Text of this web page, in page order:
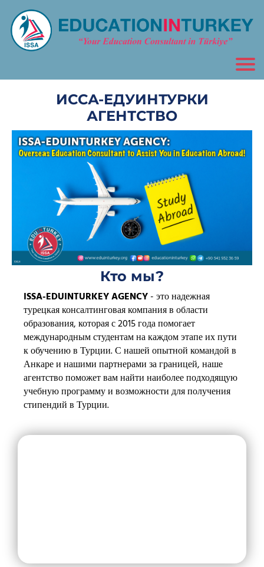
ИССА-ЕДУИНТУРКИ
АГЕНТСТВО
Кто мы?
ISSA-EDUINTURKEY AGENCY- это надежная
турецкая консалтинговая компания в области
образования, которая с 2015 года помогает
международным студентам на каждом этапе их пути
к обучению в Турции. С нашей опытной командой в
Анкаре и нашими партнерами за границей, наше
агентство поможет вам найти наиболее подходящую
учебную программу и возможности для получения
стипендий в Турции.